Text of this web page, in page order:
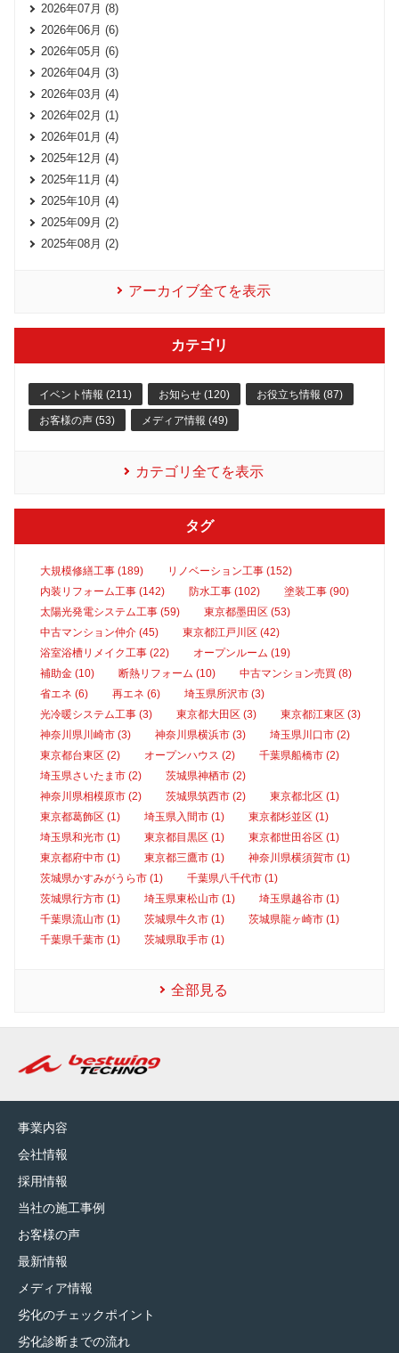
2026年07月 (8)
2026年06月 (6)
2026年05月 (6)
2026年04月 (3)
2026年03月 (4)
2026年02月 (1)
2026年01月 (4)
2025年12月 (4)
2025年11月 (4)
2025年10月 (4)
2025年09月 (2)
2025年08月 (2)
アーカイブ全てを表示
カテゴリ
イベント情報 (211) お知らせ (120) お役立ち情報 (87)
お客様の声 (53) メディア情報 (49)
カテゴリ全てを表示
タグ
大規模修繕工事 (189)
リノベーション工事 (152)
内装リフォーム工事 (142)
防水工事 (102)
塗装工事 (90)
太陽光発電システム工事 (59)
東京都墨田区 (53)
中古マンション仲介 (45)
東京都江戸川区 (42)
浴室浴槽リメイク工事 (22)
オープンルーム (19)
補助金 (10)
断熱リフォーム (10)
中古マンション売買 (8)
省エネ (6)
再エネ (6)
埼玉県所沢市 (3)
光冷暖システム工事 (3)
東京都大田区 (3)
東京都江東区 (3)
神奈川県川崎市 (3)
神奈川県横浜市 (3)
埼玉県川口市 (2)
東京都台東区 (2)
オープンハウス (2)
千葉県船橋市 (2)
埼玉県さいたま市 (2)
茨城県神栖市 (2)
神奈川県相模原市 (2)
茨城県筑西市 (2)
東京都北区 (1)
東京都葛飾区 (1)
埼玉県入間市 (1)
東京都杉並区 (1)
埼玉県和光市 (1)
東京都目黒区 (1)
東京都世田谷区 (1)
東京都府中市 (1)
東京都三鷹市 (1)
神奈川県横須賀市 (1)
茨城県かすみがうら市 (1)
千葉県八千代市 (1)
茨城県行方市 (1)
埼玉県東松山市 (1)
埼玉県越谷市 (1)
千葉県流山市 (1)
茨城県牛久市 (1)
茨城県龍ヶ崎市 (1)
千葉県千葉市 (1)
茨城県取手市 (1)
全部見る
事業内容
会社情報
採用情報
当社の施工事例
お客様の声
最新情報
メディア情報
劣化のチェックポイント
劣化診断までの流れ